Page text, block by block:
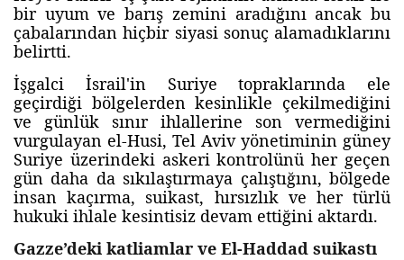
bir uyum ve barış zemini aradığını ancak bu
çabalarından hiçbir siyasi sonuç alamadıklarını
belirtti.
İşgalci İsrail'in Suriye topraklarında ele
geçirdiği bölgelerden kesinlikle çekilmediğini
ve günlük sınır ihlallerine son vermediğini
vurgulayan el-Husi, Tel Aviv yönetiminin güney
Suriye üzerindeki askeri kontrolünü her geçen
gün daha da sıkılaştırmaya çalıştığını, bölgede
insan kaçırma, suikast, hırsızlık ve her türlü
hukuki ihlale kesintisiz devam ettiğini aktardı.
Gazze’deki katliamlar ve El-Haddad suikastı